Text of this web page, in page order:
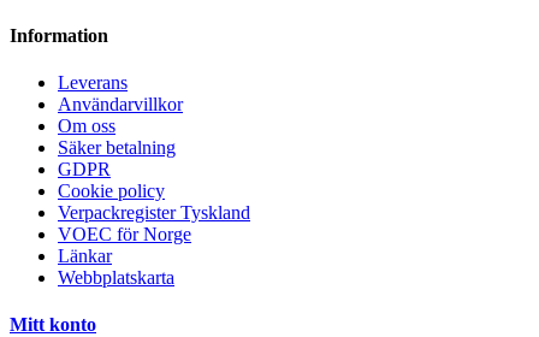
Information
Leverans
Användarvillkor
Om oss
Säker betalning
GDPR
Cookie policy
Verpackregister Tyskland
VOEC för Norge
Länkar
Webbplatskarta
Mitt konto